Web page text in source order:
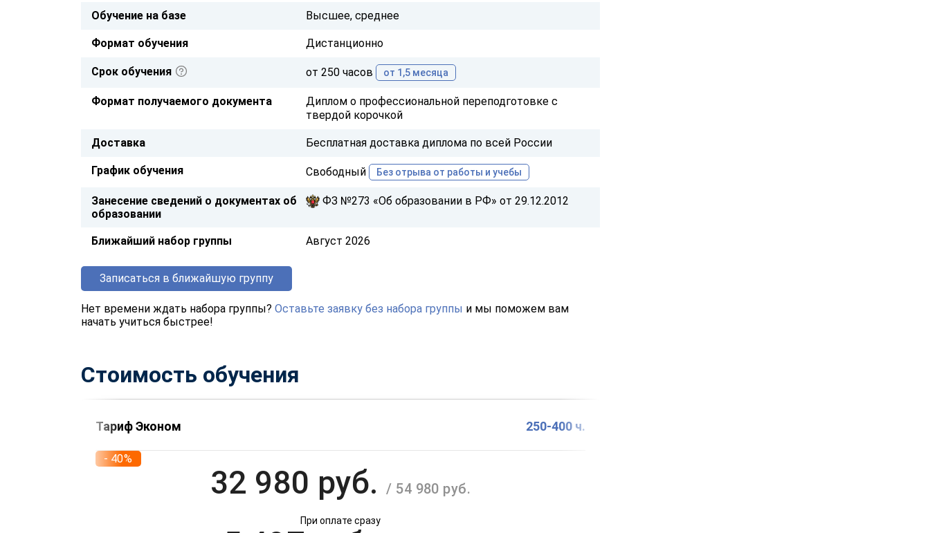
Обучение на базе Высшее, среднее
Формат обучения Дистанционно
Срок обучения от 250 часов от 1,5 месяца
Формат получаемого документа
Диплом о профессиональной переподготовке с
твердой корочкой
Доставка Бесплатная доставка диплома по всей России
График обучения Свободный Без отрыва от работы и учебы
Занесение сведений о документах об
образовании
ФЗ №273 «Об образовании в РФ» от 29.12.2012
Ближайший набор группы Август 2026
Записаться в ближайшую группу
Нет времени ждать набора группы? Оставьте заявку без набора группы и мы поможем вам
начать учиться быстрее!
Стоимость обучения
Тариф Эконом 250-400 ч.
- 40%
32 980 руб./ 54 980 руб.
При оплате сразу